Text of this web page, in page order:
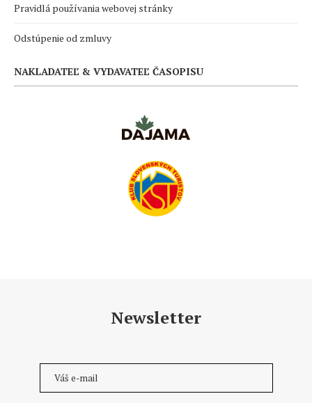
Pravidlá používania webovej stránky
Odstúpenie od zmluvy
NAKLADATEĽ & VYDAVATEĽ ČASOPISU
Newsletter